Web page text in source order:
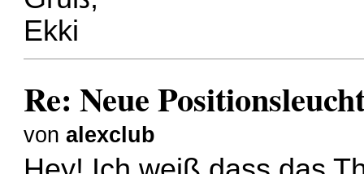
Ekki
Re: Neue
vonalexclub